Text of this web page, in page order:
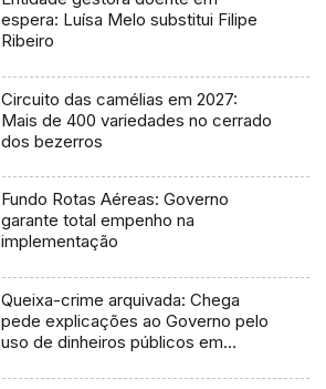
espera: Luísa Melo substitui Filipe
Ribeiro
Circuito das camélias em 2027:
Mais de 400 variedades no cerrado
dos bezerros
Fundo Rotas Aéreas: Governo
garante total empenho na
implementação
Queixa-crime arquivada: Chega
pede explicações ao Governo pelo
uso de dinheiros públicos em